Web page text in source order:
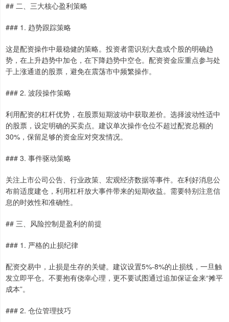
## 二、三大核心盈利策略
### 1. 趋势跟踪策略
这是配资操作中最稳健的策略。投资者需识别大盘或个股的明确趋
势，在上升趋势中加仓，在下降趋势中空仓。配资资金应重点参与处
于上涨通道的股票，避免在震荡市中频繁操作。
### 2. 波段操作策略
利用配资的杠杆优势，在股票短期波动中获取差价。选择波动性适中
的股票，设定明确的买卖点。建议单次操作仓位不超过配资总额的
30%，保留足够的资金应对突发情况。
### 3. 事件驱动策略
关注上市公司公告、行业政策、宏观经济数据等事件。在利好消息公
布前适度建仓，利用杠杆放大事件带来的短期收益。需要特别注意信
息的时效性和准确性。
## 三、风险控制是盈利的前提
### 1. 严格的止损纪律
配资交易中，止损是生存的关键。建议设置5%-8%的止损线，一旦触
发立即平仓。不要抱有侥幸心理，更不要试图通过追加保证金来“摊平
成本”。
### 2. 仓位管理技巧